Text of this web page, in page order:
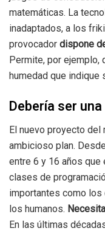
matemáticas. La
inadaptados, a los
provocador dispone
Permite, por ejemplo,
humedad que indique
Debería ser
El nuevo proyecto
ambicioso plan.
entre 6 y 16 años que
clases de
importantes como
los humanos.
En las últimas